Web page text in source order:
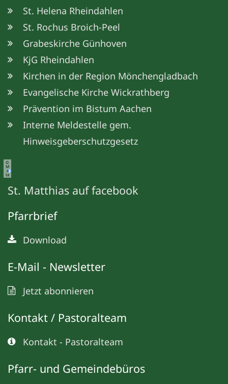
St. Helena Rheindahlen
St. Rochus Broich-Peel
Grabeskirche Günhoven
KjG Rheindahlen
Kirchen in der Region Mönchengladbach
Evangelische Kirche Wickrathberg
Prävention im Bistum Aachen
Interne Meldestelle gem.
Hinweisgeberschutzgesetz
©
M
e
ta
St. Matthias auf facebook
Pfarrbrief
Download
E-Mail - Newsletter
Jetzt abonnieren
Kontakt / Pastoralteam
Kontakt - Pastoralteam
Pfarr- und Gemeindebüros